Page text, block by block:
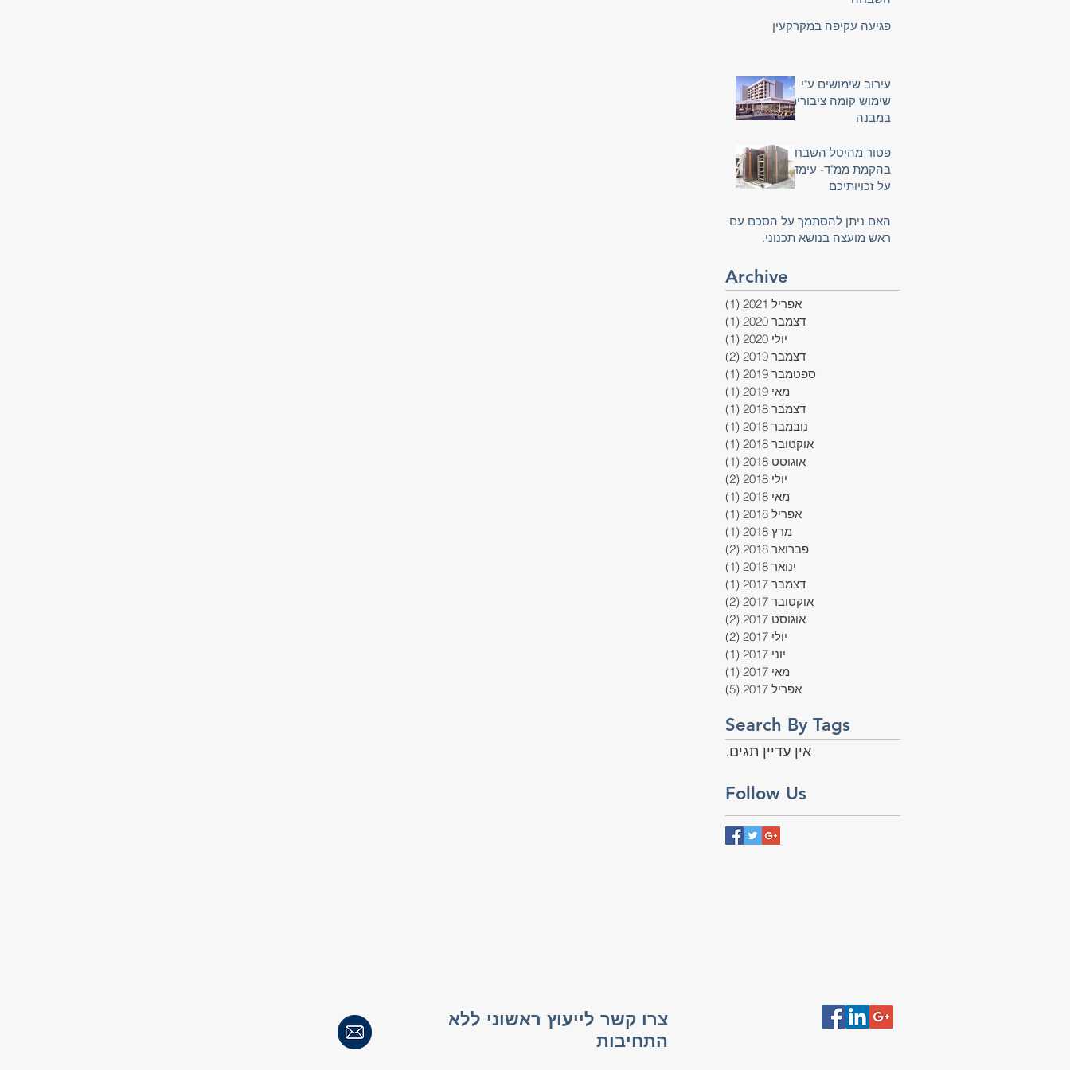
פגיעה עקיפה במקרקעין
עירוב שימושים ע"י
שימוש קומה ציבורית
במבנה
פטור מהיטל השבחה
בהקמת ממ"ד- עימדו
על זכויותיכם
האם ניתן להסתמך על הסכם עם
ראש מועצה בנושא תכנוני.
Archive
אפריל 2021 (1)
דצמבר 2020
(1)
יולי 2020
(1)
דצמבר 2019
(2)
ספטמבר 2019
(1)
מאי 2019
(1)
דצמבר 2018
(1)
נובמבר 2018
(1)
אוקטובר 2018
(1)
אוגוסט 2018
(1)
יולי 2018
(2)
מאי 2018
(1)
אפריל 2018
(1)
מרץ 2018
(1)
פברואר 2018
(2)
ינואר 2018
(1)
דצמבר 2017
(1)
אוקטובר 2017
(2)
אוגוסט 2017
(2)
יולי 2017
(2)
יוני 2017
(1)
מאי 2017
(1)
אפריל 2017
(5)
Search By Tags
אין עדיין תגים.
Follow Us
צרו קשר לייעוץ ראשוני ללא
התחיבות